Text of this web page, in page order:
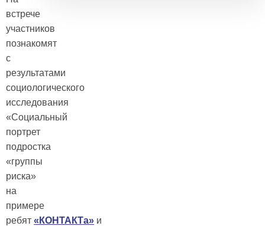
встрече
участников
познакомят
с
результатами
социологического
исследования
«Социальный
портрет
подростка
«группы
риска»
на
примере
ребят «КОНТАКТа» и